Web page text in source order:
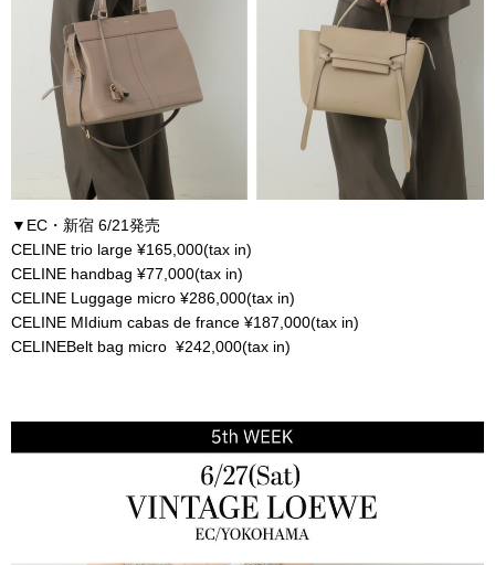
▼EC・新宿 6/21発売
CELINE trio large ¥165,000(tax in)
CELINE handbag ¥77,000(tax in)
CELINE Luggage micro ¥286,000(tax in)
CELINE MIdium cabas de france ¥187,000(tax in)
CELINEBelt bag micro ¥242,000(tax in)